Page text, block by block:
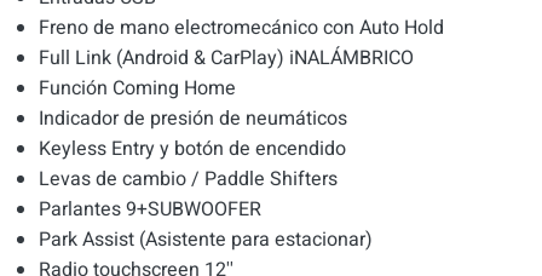
Freno de mano electromecánico con Auto Hold
Full Link (Android & CarPlay) iNALÁMBRICO
Función Coming Home
Indicador de presión de neumáticos
Keyless Entry y botón de encendido
Levas de cambio / Paddle Shifters
Parlantes 9+SUBWOOFER
Park Assist (Asistente para estacionar)